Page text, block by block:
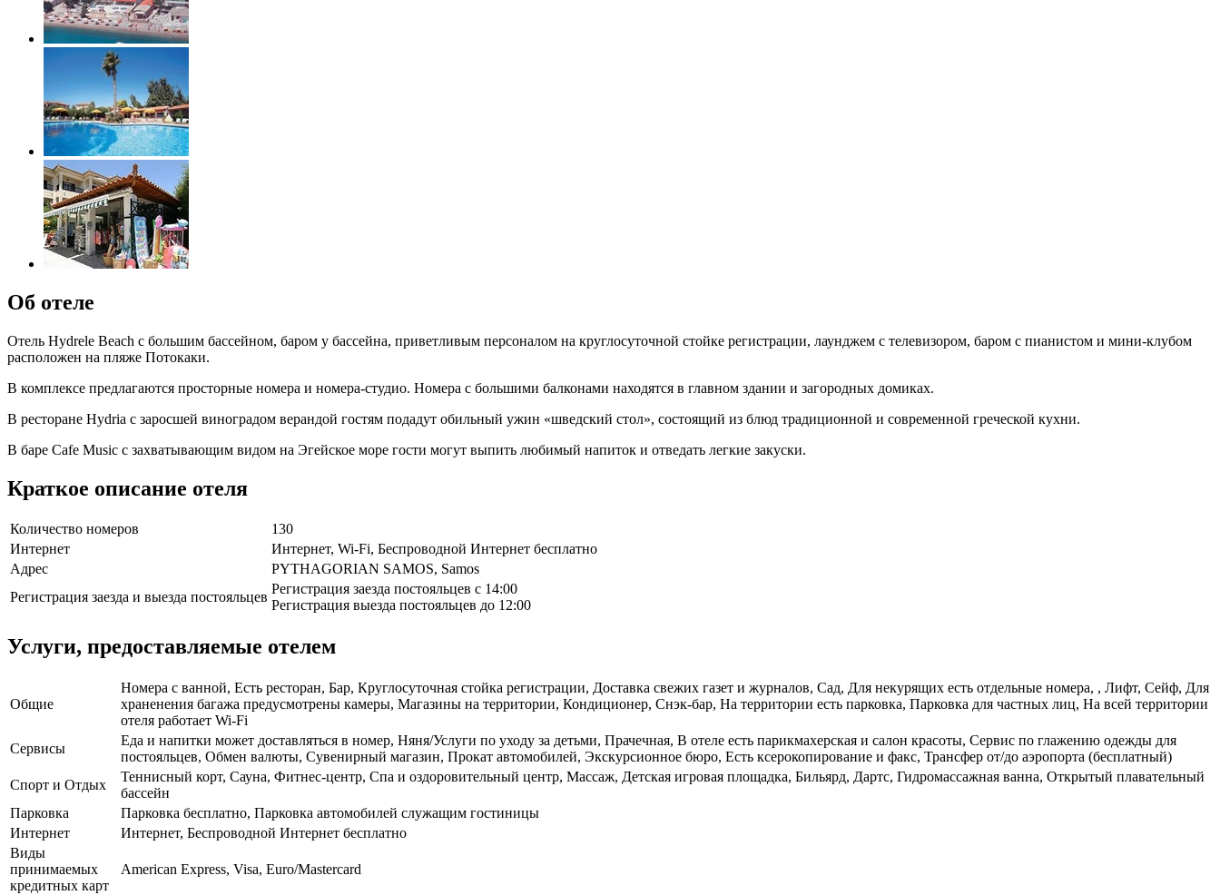
Об отеле
Отель Hydrele Beach с большим бассейном, баром у бассейна, приветливым персоналом на круглосуточной стойке регистрации, лаунджем с телевизором, баром с пианистом и мини-клубом
расположен на пляже Потокаки.
В комплексе предлагаются просторные номера и номера-студио. Номера с большими балконами находятся в главном здании и загородных домиках.
В ресторане Hydria с заросшей виноградом верандой гостям подадут обильный ужин «шведский стол», состоящий из блюд традиционной и современной греческой кухни.
В баре Cafe Music с захватывающим видом на Эгейское море гости могут выпить любимый напиток и отведать легкие закуски.
Краткое описание отеля
Количество номеров
130
Интернет
Интернет, Wi-Fi, Беспроводной Интернет бесплатно
Адрес
PYTHAGORIAN SAMOS, Samos
Регистрация заезда и выезда постояльцев
Регистрация заезда постояльцев с 14:00
Регистрация выезда постояльцев до 12:00
Услуги, предоставляемые отелем
Общие
Номера с ванной, Есть ресторан, Бар, Круглосуточная стойка регистрации, Доставка свежих газет и журналов, Сад, Для некурящих есть отдельные номера, , Лифт, Сейф, Для
храненения багажа предусмотрены камеры, Магазины на территории, Кондиционер, Снэк-бар, На территории есть парковка, Парковка для частных лиц, На всей территории
отеля работает Wi-Fi
Сервисы
Еда и напитки может доставляться в номер, Няня/Услуги по уходу за детьми, Прачечная, В отеле есть парикмахерская и салон красоты, Сервис по глажению одежды для
постояльцев, Обмен валюты, Сувенирный магазин, Прокат автомобилей, Экскурсионное бюро, Есть ксерокопирование и факс, Трансфер от/до аэропорта (бесплатный)
Спорт и Отдых
Теннисный корт, Сауна, Фитнес-центр, Спа и оздоровительный центр, Массаж, Детская игровая площадка, Бильярд, Дартс, Гидромассажная ванна, Открытый плавательный
бассейн
Парковка
Парковка бесплатно, Парковка автомобилей служащим гостиницы
Интернет
Интернет, Беспроводной Интернет бесплатно
Виды
принимаемых
кредитных карт
American Express, Visa, Euro/Mastercard